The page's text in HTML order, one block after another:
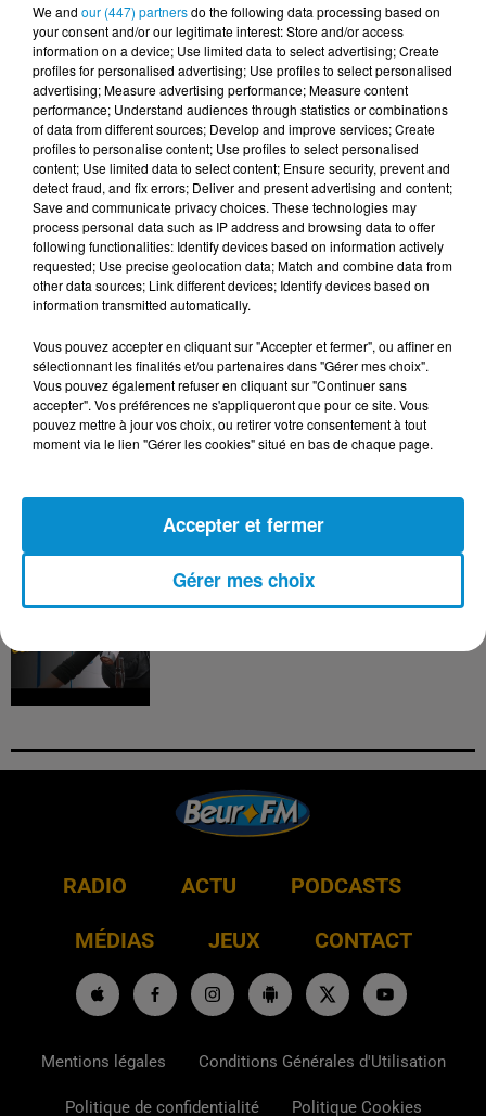
en "Quatre saisons" !
[Happy Beur] Cheb Momo - Oxygène
(live)
[Happy Beur] Cheb Momo - Ndamt 3lik
(live)
[Happy Beur] Cheb Momo, figure
emblématique de la nouvelle scène
[La Matinale] Jamila Zeghoudi,
journaliste : "j’ai toujours...
RADIO ACTU PODCASTS
MÉDIAS JEUX CONTACT
Mentions légales Conditions Générales d'Utilisation
Politique de confidentialité Politique Cookies
We and our (447) partnersdo the following data processing based on
your consent and/or our legitimate interest: Store and/or access
information on a device; Use limited data to select advertising; Create
profiles for personalised advertising; Use profiles to select personalised
advertising; Measure advertising performance; Measure content
performance; Understand audiences through statistics or combinations
of data from different sources; Develop and improve services; Create
profiles to personalise content; Use profiles to select personalised
content; Use limited data to select content; Ensure security, prevent and
detect fraud, and fix errors; Deliver and present advertising and content;
Save and communicate privacy choices. These technologies may
process personal data such as IP address and browsing data to offer
following functionalities: Identify devices based on information actively
requested; Use precise geolocation data; Match and combine data from
other data sources; Link different devices; Identify devices based on
information transmitted automatically.
Vous pouvez accepter en cliquant sur "Accepter et fermer", ou affiner en
sélectionnant les finalités et/ou partenaires dans "Gérer mes choix".
Vous pouvez également refuser en cliquant sur "Continuer sans
accepter". Vos préférences ne s'appliqueront que pour ce site. Vous
pouvez mettre à jour vos choix, ou retirer votre consentement à tout
moment via le lien "Gérer les cookies" situé en bas de chaque page.
Gérer mes choix
Accepter et fermer